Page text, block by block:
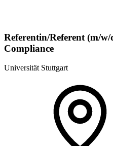
Referentin/Referent (m/
Compliance
Universität Stuttgart